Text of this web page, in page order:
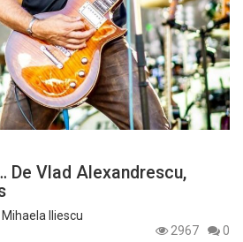
De Vlad Alexandrescu,
Mihaela Iliescu
2967
0